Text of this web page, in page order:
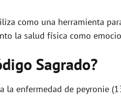
como una herramienta
la salud física como
Sagrado?
la enfermedad de peyronie